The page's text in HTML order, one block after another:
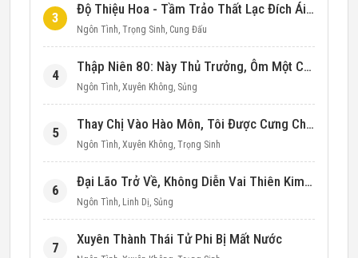
3
Độ Thiệu Hoa - Tầm Trảo Thất Lạc Đích Ái Tình
Ngôn Tình, Trọng Sinh, Cung Đấu
4
Thập Niên 80: Này Thủ Trưởng, Ôm Một Cái Đi!
Ngôn Tình, Xuyên Không, Sủng
5
Thay Chị Vào Hào Môn, Tôi Được Cưng Chiều Hết Mực (Thập Niên 90)
Ngôn Tình, Xuyên Không, Trọng Sinh
6
Đại Lão Trở Về, Không Diễn Vai Thiên Kim Giả Nữa
Ngôn Tình, Linh Dị, Sủng
7
Xuyên Thành Thái Tử Phi Bị Mất Nước